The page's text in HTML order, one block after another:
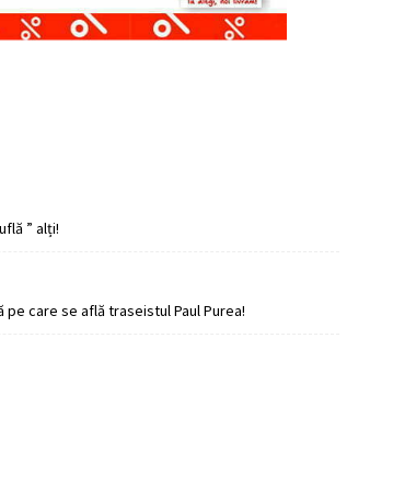
” alți!
care se află traseistul Paul Purea!